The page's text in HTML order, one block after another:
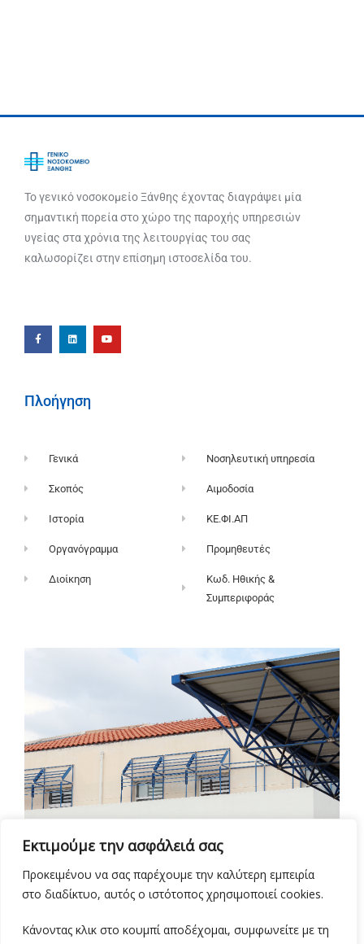
Εκτιμούμε την ασφάλειά σας
Προκειμένου να σας παρέχουμε την καλύτερη εμπειρία
στο διαδίκτυο, αυτός ο ιστότοπος χρησιμοποιεί cookies.
Κάνοντας κλικ στο κουμπί αποδέχομαι, συμφωνείτε με τη
Το γενικό νοσοκομείο Ξάνθης έχοντας διαγράψει μία
σημαντική πορεία στο χώρο της παροχής υπηρεσιών
υγείας στα χρόνια της λειτουργίας του σας
καλωσορίζει στην επίσημη ιστοσελίδα του.
Πλοήγηση
Γενικά
Σκοπός
Ιστορία
Οργανόγραμμα
Διοίκηση
Νοσηλευτική υπηρεσία
Αιμοδοσία
ΚΕ.ΦΙ.ΑΠ
Προμηθευτές
Κωδ. Ηθικής &
Συμπεριφοράς